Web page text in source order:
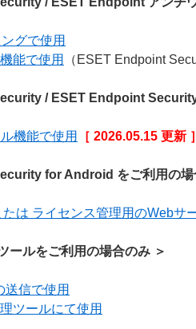
グで使用
能で使用 （ESET Endpoint
/ ESET Endpoint
機能で使用 ［ 2026.05.15 更新
for Android をご利用の場
は ライセンス管理用のWebサ
ールをご利用の場合のみ ＞
送信で使用
ツールにて使用